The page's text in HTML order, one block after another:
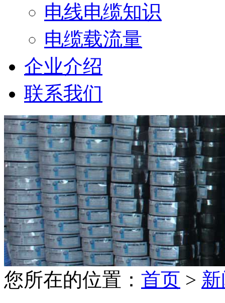
电线电缆知识
电缆载流量
企业介绍
联系我们
您所在的位置： 首页 >